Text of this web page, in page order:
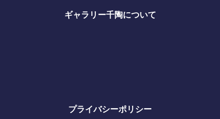
ギャラリー千陶について
プライバシーポリシー